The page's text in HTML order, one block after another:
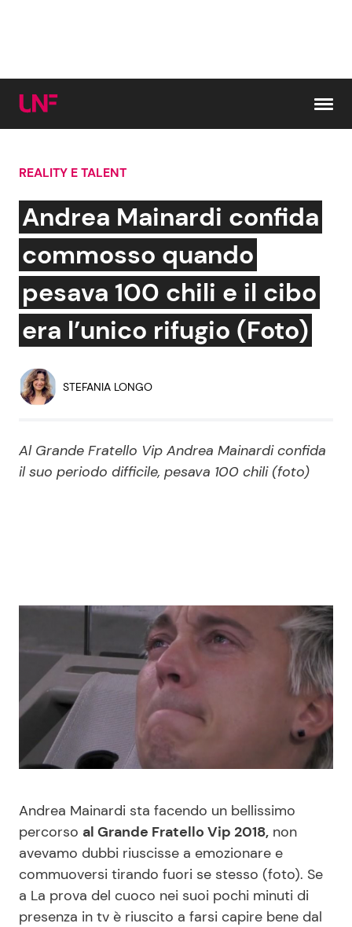
Cerca:
News e Cronaca
Attualità Italiana
Dal Mondo
Economia
Persone Scomparse
Politica
Gossip e TV
Bellezze VIP
Coppie VIP
Reality e Talent
News Spettacolo
Benessere
Casa
Moda e Style
Mondo Mamma
News benessere
Cucina e Ricette
Consigli di Cucina
Dolci
Le Ricette in TV
Primi Piatti
REALITY E TALENT
Andrea Mainardi confida
commosso quando
pesava 100 chili e il cibo
era l’unico rifugio (Foto)
STEFANIA LONGO
Al Grande Fratello Vip Andrea Mainardi confida
il suo periodo difficile, pesava 100 chili (foto)
Andrea Mainardi sta facendo un bellissimo
percorso al Grande Fratello Vip 2018, non
avevamo dubbi riuscisse a emozionare e
commuoversi tirando fuori se stesso (foto). Se
a La prova del cuoco nei suoi pochi minuti di
presenza in tv è riuscito a farsi capire bene dal